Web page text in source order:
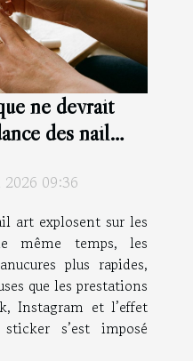
ne devrait
des nail
09:36
art explosent sur les
même temps, les
plus rapides,
que les prestations
Instagram et l’effet
s’est imposé